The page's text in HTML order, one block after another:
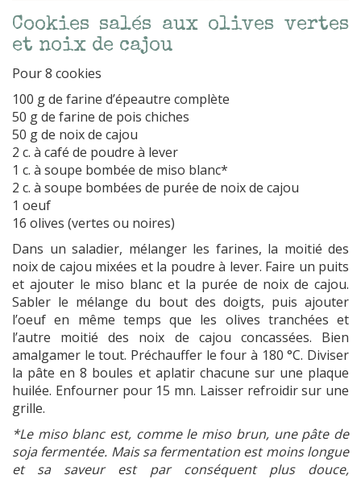
Cookies salés aux olives vertes
et noix de cajou
Pour 8 cookies
100 g de farine d’épeautre complète
50 g de farine de pois chiches
50 g de noix de cajou
2 c. à café de poudre à lever
1 c. à soupe bombée de miso blanc*
2 c. à soupe bombées de purée de noix de cajou
1 oeuf
16 olives (vertes ou noires)
Dans un saladier, mélanger les farines, la moitié des
noix de cajou mixées et la poudre à lever. Faire un puits
et ajouter le miso blanc et la purée de noix de cajou.
Sabler le mélange du bout des doigts, puis ajouter
l’oeuf en même temps que les olives tranchées et
l’autre moitié des noix de cajou concassées. Bien
amalgamer le tout. Préchauffer le four à 180 °C. Diviser
la pâte en 8 boules et aplatir chacune sur une plaque
huilée. Enfourner pour 15 mn. Laisser refroidir sur une
grille.
*Le miso blanc est, comme le miso brun, une pâte de
soja fermentée. Mais sa fermentation est moins longue
et sa saveur est par conséquent plus douce,